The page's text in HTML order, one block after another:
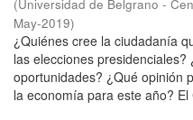
(Universidad de Belgrano -
May-2019)
¿Quiénes cree la ciudadanía
las elecciones
oportunidades? ¿Qué opinión
la economía para este año? El